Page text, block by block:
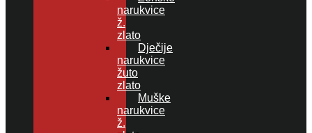
narukvice
ž.
zlato
Dječije
narukvice
žuto
zlato
Muške
narukvice
ž.